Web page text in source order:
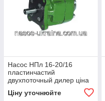
Насос НПл 16-20/16
пластинчастий
двухпоточный дилер ціна
Ціну уточнюйте